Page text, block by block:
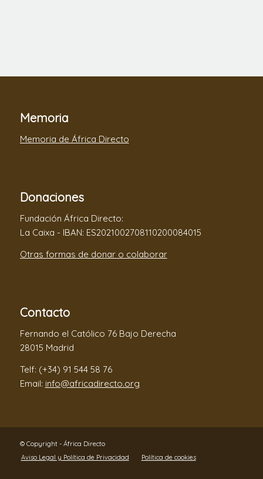
Memoria
Memoria de África Directo
Donaciones
Fundación África Directo:
La Caixa - IBAN: ES2021002708110200084015
Otras formas de donar o colaborar
Contacto
Fernando el Católico 76 Bajo Derecha
28015 Madrid
Telf: (+34) 91 544 58 76
Email: info@africadirecto.org
© Copyright - África Directo
Aviso Legal y Política de Privacidad
Política de cookies